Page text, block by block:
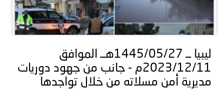
ليبيا ــ 1445/05/27هــ الموافق
2023/12/11م - جانب من جهود دوريات
مديرية أمن مسلاته من خلال تواجدها